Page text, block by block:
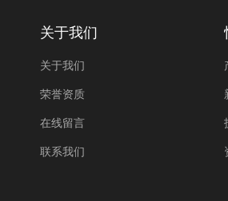
关于我们
关于我们
荣誉资质
在线留言
联系我们